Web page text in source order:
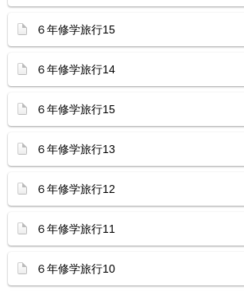
６年修学旅行15
６年修学旅行14
６年修学旅行15
６年修学旅行13
６年修学旅行12
６年修学旅行11
６年修学旅行10